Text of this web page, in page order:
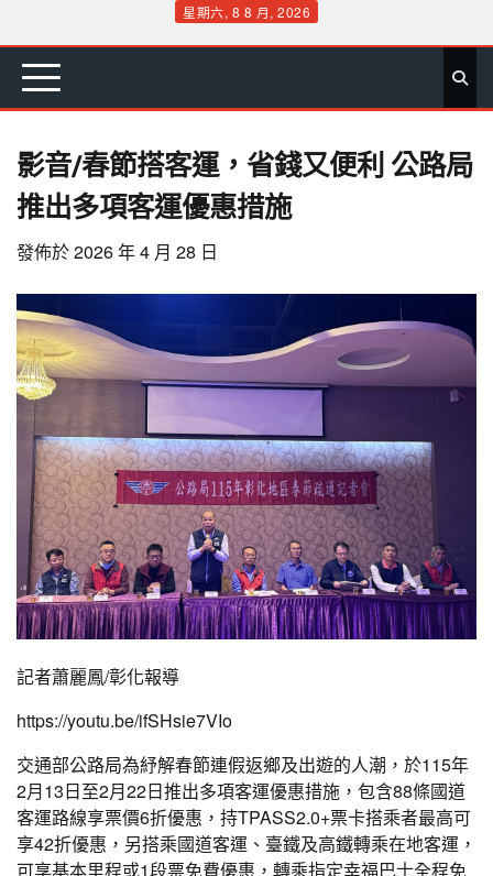
content
星期六, 8 8 月, 2026
首 要 娛 生 社 文 公 運 旅 政 地 專
影音/春節搭客運，省錢又便利 公路局
推出多項客運優惠措施
發佈於2026 年 4 月 28 日
記者蕭麗鳳/彰化報導
https://youtu.be/ifSHsie7VIo
交通部公路局為紓解春節連假返鄉及出遊的人潮，於115年
2月13日至2月22日推出多項客運優惠措施，包含88條國道
客運路線享票價6折優惠，持TPASS2.0+票卡搭乘者最高可
享42折優惠，另搭乘國道客運、臺鐵及高鐵轉乘在地客運，
可享基本里程或1段票免費優惠，轉乘指定幸福巴士全程免